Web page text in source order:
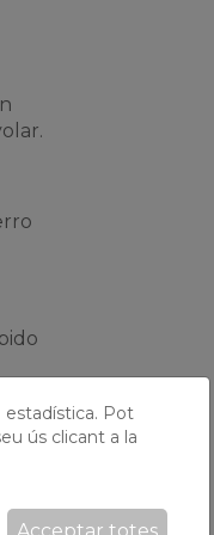
Pot
ús clicant a la
Acceptar totes